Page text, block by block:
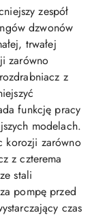
zespół
dzwonów
trwałej
zarówno
z
funkcję pracy
modelach.
korozji zarówno
z czterema
stali
pompę przed
czas